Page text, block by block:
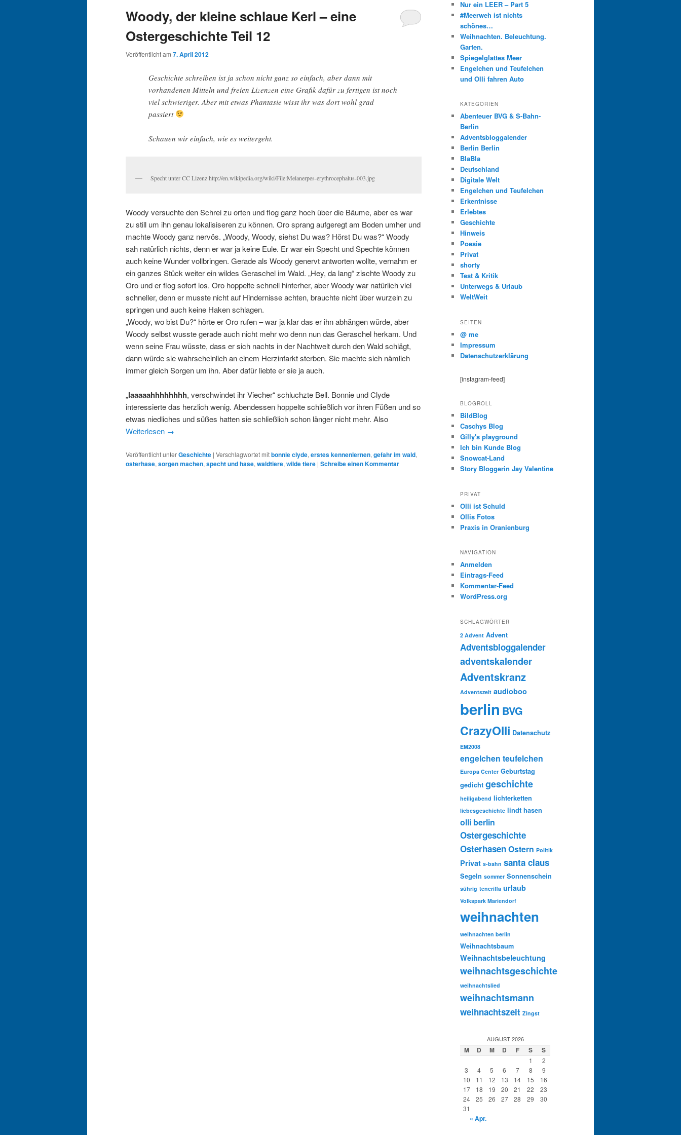
Woody, der kleine schlaue Kerl – eine
Ostergeschichte Teil 12
Veröffentlicht am 7. April 2012
Geschichte schreiben ist ja schon nicht ganz so einfach, aber dann mit
vorhandenen Mitteln und freien Lizenzen eine Grafik dafür zu fertigen ist noch
viel schwieriger. Aber mit etwas Phantasie wisst ihr was dort wohl grad
passiert
Schauen wir einfach, wie es weitergeht.
Specht unter CC Lizenz http://en.wikipedia.org/wiki/File:Melanerpes-erythrocephalus-003.jpg
Woody versuchte den Schrei zu orten und flog ganz hoch über die Bäume, aber es war
zu still um ihn genau lokalisiseren zu können. Oro sprang aufgeregt am Boden umher und
machte Woody ganz nervös. „Woody, Woody, siehst Du was? Hörst Du was?“ Woody
sah natürlich nichts, denn er war ja keine Eule. Er war ein Specht und Spechte können
auch keine Wunder vollbringen. Gerade als Woody genervt antworten wollte, vernahm er
ein ganzes Stück weiter ein wildes Geraschel im Wald. „Hey, da lang“ zischte Woody zu
Oro und er flog sofort los. Oro hoppelte schnell hinterher, aber Woody war natürlich viel
schneller, denn er musste nicht auf Hindernisse achten, brauchte nicht über wurzeln zu
springen und auch keine Haken schlagen.
„Woody, wo bist Du?“ hörte er Oro rufen – war ja klar das er ihn abhängen würde, aber
Woody selbst wusste gerade auch nicht mehr wo denn nun das Geraschel herkam. Und
wenn seine Frau wüsste, dass er sich nachts in der Nachtwelt durch den Wald schlägt,
dann würde sie wahrscheinlich an einem Herzinfarkt sterben. Sie machte sich nämlich
immer gleich Sorgen um ihn. Aber dafür liebte er sie ja auch.
„Iaaaaahhhhhhhh, verschwindet ihr Viecher“ schluchzte Bell. Bonnie und Clyde
interessierte das herzlich wenig. Abendessen hoppelte schließlich vor ihren Füßen und so
etwas niedliches und süßes hatten sie schließlich schon länger nicht mehr. Also
Weiterlesen →
Veröffentlicht unterGeschichte | Verschlagwortet mitbonnie clyde, erstes kennenlernen, gefahr im wald,
osterhase, sorgen machen, specht und hase, waldtiere, wilde tiere | Schreibe einen Kommentar
Nur ein LEER – Part 5
#Meerweh ist nichts
schönes…
Weihnachten. Beleuchtung.
Garten.
Spiegelglattes Meer
Engelchen und Teufelchen
und Olli fahren Auto
KATEGORIEN
Abenteuer BVG & S-Bahn-
Berlin
Adventsbloggalender
Berlin Berlin
BlaBla
Deutschland
Digitale Welt
Engelchen und Teufelchen
Erkentnisse
Erlebtes
Geschichte
Hinweis
Poesie
Privat
shorty
Test & Kritik
Unterwegs & Urlaub
WeltWeit
SEITEN
@ me
Impressum
Datenschutzerklärung
[instagram-feed]
BLOGROLL
BildBlog
Caschys Blog
Gilly's playground
Ich bin Kunde Blog
Snowcat-Land
Story Bloggerin Jay Valentine
PRIVAT
Olli ist Schuld
Ollis Fotos
Praxis in Oranienburg
NAVIGATION
Anmelden
Eintrags-Feed
Kommentar-Feed
WordPress.org
SCHLAGWÖRTER
2 Advent Advent
Adventsbloggalender
adventskalender
Adventskranz
Adventszeit audioboo
berlin BVG
CrazyOlli Datenschutz
EM2008
engelchen teufelchen
Europa Center Geburtstag
gedicht geschichte
heiligabend lichterketten
liebesgeschichte lindt hasen
olli berlin
Ostergeschichte
OsterhasenOstern Politik
Privat s-bahn santa claus
Segeln sommer Sonnenschein
sührig teneriffa urlaub
Volkspark Mariendorf
weihnachten
weihnachten berlin
Weihnachtsbaum
Weihnachtsbeleuchtung
weihnachtsgeschichte
weihnachtslied
weihnachtsmann
weihnachtszeit Zingst
AUGUST 2026
M D M D F S S
1
2
3
4 5 6 7 8
9
10
11 12 13 14 15
16
17
18 19 20 21 22
23
24
25 26 27 28 29
30
31
« Apr.